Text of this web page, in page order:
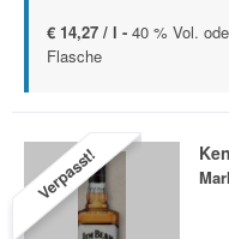
€ 14,27 / l - 40 % Vol.
Flasche
Verpasst!